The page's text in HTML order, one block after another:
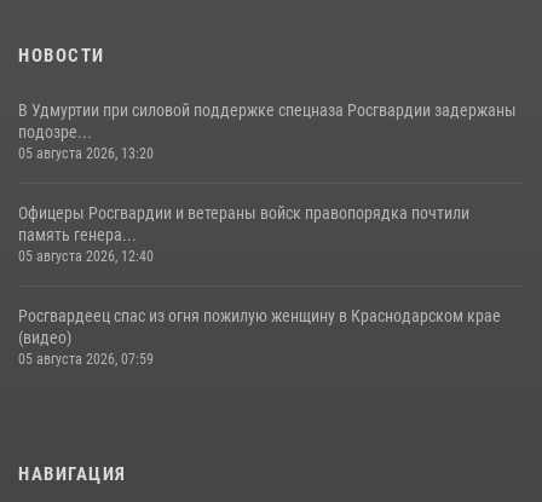
НОВОСТИ
В Удмуртии при силовой поддержке спецназа Росгвардии задержаны
подозре...
05 августа 2026, 13:20
Офицеры Росгвардии и ветераны войск правопорядка почтили
память генера...
05 августа 2026, 12:40
Росгвардеец спас из огня пожилую женщину в Краснодарском крае
(видео)
05 августа 2026, 07:59
НАВИГАЦИЯ